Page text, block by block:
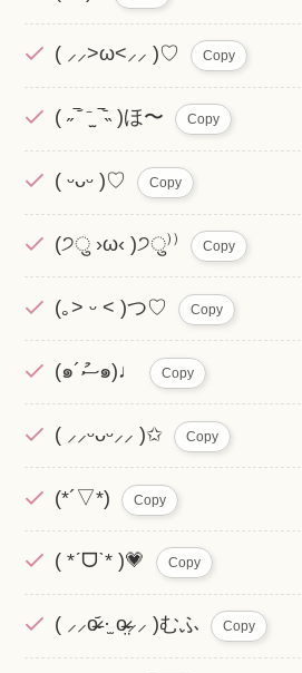
( ⸝⸝>ω<⸝⸝ )♡ Copy
( ˶‾᷄ ⁻̫ ‾᷅˵ )ほ〜 Copy
( ᵕᴗᵕ )♡ Copy
(੭ु ›ω‹ )੭ु⁾⁾ Copy
(｡˃ ᵕ ˂ )つ♡ Copy
(๑´ސު๑)♩ Copy
( ⸝⸝ᵕᴗᵕ⸝⸝ )✩ Copy
(*´▽*) Copy
( *ˊᗜˋ* )💗 Copy
( ⸝⸝o̴̶̷᷄ ·̫ o̴̶̷̤⸝⸝ )むふ Copy